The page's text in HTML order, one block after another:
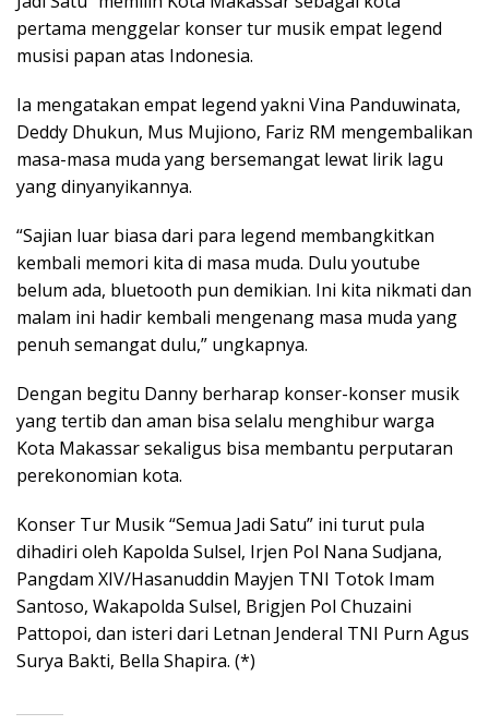
pertama menggelar konser tur musik empat legend
musisi papan atas Indonesia.
Ia mengatakan empat legend yakni Vina Panduwinata,
Deddy Dhukun, Mus Mujiono, Fariz RM mengembalikan
masa-masa muda yang bersemangat lewat lirik lagu
yang dinyanyikannya.
“Sajian luar biasa dari para legend membangkitkan
kembali memori kita di masa muda. Dulu youtube
belum ada, bluetooth pun demikian. Ini kita nikmati dan
malam ini hadir kembali mengenang masa muda yang
penuh semangat dulu,” ungkapnya.
Dengan begitu Danny berharap konser-konser musik
yang tertib dan aman bisa selalu menghibur warga
Kota Makassar sekaligus bisa membantu perputaran
perekonomian kota.
Konser Tur Musik “Semua Jadi Satu” ini turut pula
dihadiri oleh Kapolda Sulsel, Irjen Pol Nana Sudjana,
Pangdam XIV/Hasanuddin Mayjen TNI Totok Imam
Santoso, Wakapolda Sulsel, Brigjen Pol Chuzaini
Pattopoi, dan isteri dari Letnan Jenderal TNI Purn Agus
Surya Bakti, Bella Shapira. (*)